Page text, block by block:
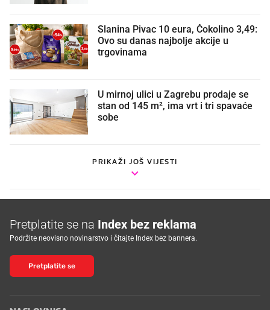
Slanina Pivac 10 eura, Čokolino 3,49:
Ovo su danas najbolje akcije u
trgovinama
U mirnoj ulici u Zagrebu prodaje se
stan od 145 m², ima vrt i tri spavaće
sobe
PRIKAŽI JOŠ VIJESTI
Pretplatite se na Index bez reklama
Podržite neovisno novinarstvo i čitajte Index bez bannera.
Pretplatite se